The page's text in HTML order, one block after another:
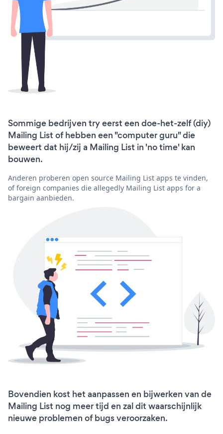
Sommige bedrijven try eerst een doe-het-zelf (diy)
Mailing List of hebben een "computer guru" die
beweert dat hij/zij a Mailing List in 'no time' kan
bouwen.
Anderen proberen open source Mailing List apps te vinden,
of foreign companies die allegedly Mailing List apps for a
bargain aanbieden.
Bovendien kost het aanpassen en bijwerken van de
Mailing List nog meer tijd en zal dit waarschijnlijk
nieuwe problemen of bugs veroorzaken.